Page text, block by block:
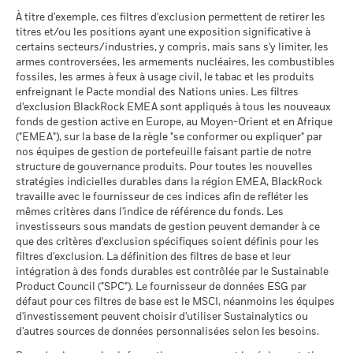
d’inventaire (VNI), avec le revenu brut réinvesti le cas échéant.
Le rendement de votre investissement peut augmenter ou
diminuer en raison des fluctuations des devises si votre
investissement est effectué dans une devise autre que celle
utilisée dans le calcul des performances passées. Source :
Blackrock
Le scénario de tension montre ce que vous pourriez obtenir
dans des situations de marché extrêmes.
MSCI (0-10)
au 17/juil./2026
Classification mondiale des
fonds selon Lipper
au 17/juil./2026
Equity US
Moyenne pondérée de
l'intensité carbone MSCI
(tonnes de CO2e/M$ de
ventes)
au 17/juil./2026
% des avoirs à l'égard
desquels des données ESG
au 17/juil./2026
98,16
Pointage de qualité ESG
MSCI - centile par rapport aux
pairs
au 17/juil./2026
44,42
Fonds dans le groupe de
pairs
au 17/juil./2026
3 838
MSCI - Charbon thermique
au 30/juin/2026
0,00%
MSCI - Sables bitumineux
au 30/juin/2026
0,00%
Données sur la
participation aux secteurs
d'activité
au 30/juin/2026
99,85%
Pourcentage des avoirs du
fonds à l'égard desquels
des données ne sont pas
disponibles
au 30/juin/2026
L'exposition de BlackRock aux secteurs d'activité, telle qu'elle
est indiquée ci-dessus, pour le charbon thermique et les
sables bitumineux, est calculée et déclarée pour les
entreprises qui tirent plus de 5 % de leurs revenus du
- Austria^Belgium^Czech
Republic^Spain^Sweden^Switzerland^United
Kingdom)
BlackRock Funds I ICAV - Prospectus (French
- France)
Voir tous les documents
À titre d'exemple, ces filtres d'exclusion permettent de retirer les
titres et/ou les positions ayant une exposition significative à
certains secteurs/industries, y compris, mais sans s'y limiter, les
armes controversées, les armements nucléaires, les combustibles
fossiles, les armes à feux à usage civil, le tabac et les produits
enfreignant le Pacte mondial des Nations unies. Les filtres
d'exclusion BlackRock EMEA sont appliqués à tous les nouveaux
fonds de gestion active en Europe, au Moyen-Orient et en Afrique
("EMEA"), sur la base de la règle "se conformer ou expliquer" par
nos équipes de gestion de portefeuille faisant partie de notre
structure de gouvernance produits. Pour toutes les nouvelles
stratégies indicielles durables dans la région EMEA, BlackRock
travaille avec le fournisseur de ces indices afin de refléter les
mêmes critères dans l'indice de référence du fonds. Les
investisseurs sous mandats de gestion peuvent demander à ce
que des critères d'exclusion spécifiques soient définis pour les
filtres d'exclusion. La définition des filtres de base et leur
intégration à des fonds durables est contrôlée par le Sustainable
Product Council ("SPC"). Le fournisseur de données ESG par
défaut pour ces filtres de base est le MSCI, néanmoins les équipes
d'investissement peuvent choisir d'utiliser Sustainalytics ou
d'autres sources de données personnalisées selon les besoins.